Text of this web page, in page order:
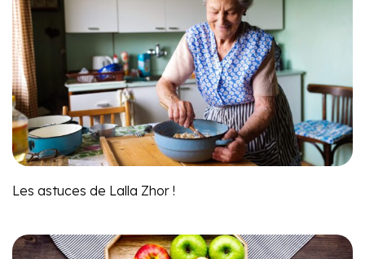
Les astuces de Lalla Zhor !